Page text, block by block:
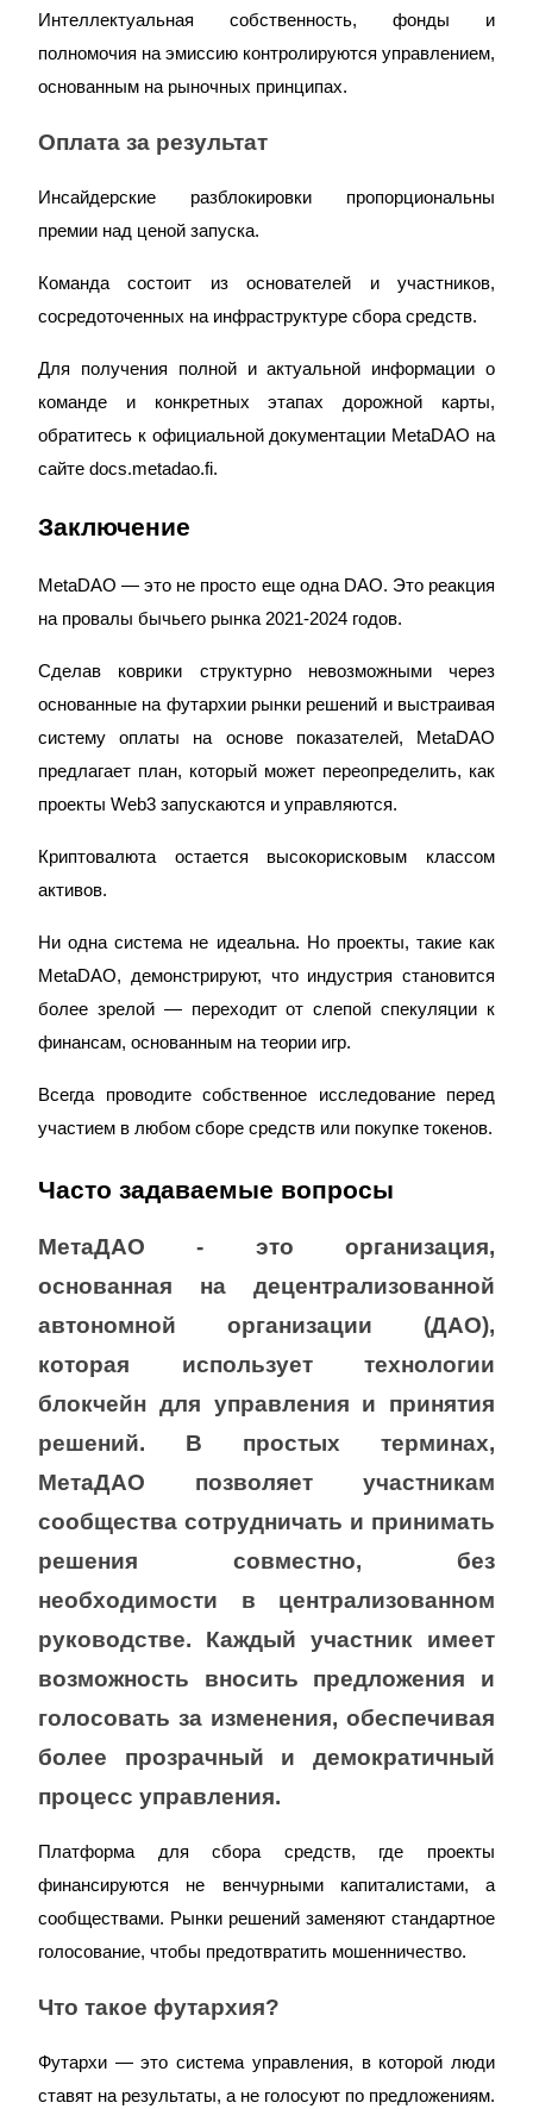
Интеллектуальная собственность, фонды и
полномочия на эмиссию контролируются управлением,
основанным на рыночных принципах.
Оплата за результат
Инсайдерские разблокировки пропорциональны
премии над ценой запуска.
Команда состоит из основателей и участников,
сосредоточенных на инфраструктуре сбора средств.
Для получения полной и актуальной информации о
команде и конкретных этапах дорожной карты,
обратитесь к официальной документации MetaDAO на
сайте docs.metadao.fi.
Заключение
MetaDAO — это не просто еще одна DAO. Это реакция
на провалы бычьего рынка 2021-2024 годов.
Сделав коврики структурно невозможными через
основанные на футархии рынки решений и выстраивая
систему оплаты на основе показателей, MetaDAO
предлагает план, который может переопределить, как
проекты Web3 запускаются и управляются.
Криптовалюта остается высокорисковым классом
активов.
Ни одна система не идеальна. Но проекты, такие как
MetaDAO, демонстрируют, что индустрия становится
более зрелой — переходит от слепой спекуляции к
финансам, основанным на теории игр.
Всегда проводите собственное исследование перед
участием в любом сборе средств или покупке токенов.
Часто задаваемые вопросы
МетаДАО - это организация,
основанная на децентрализованной
автономной организации (ДАО),
которая использует технологии
блокчейн для управления и принятия
решений. В простых терминах,
МетаДАО позволяет участникам
сообщества сотрудничать и принимать
решения совместно, без
необходимости в централизованном
руководстве. Каждый участник имеет
возможность вносить предложения и
голосовать за изменения, обеспечивая
более прозрачный и демократичный
процесс управления.
Платформа для сбора средств, где проекты
финансируются не венчурными капиталистами, а
сообществами. Рынки решений заменяют стандартное
голосование, чтобы предотвратить мошенничество.
Что такое футархия?
Футархи — это система управления, в которой люди
ставят на результаты, а не голосуют по предложениям.